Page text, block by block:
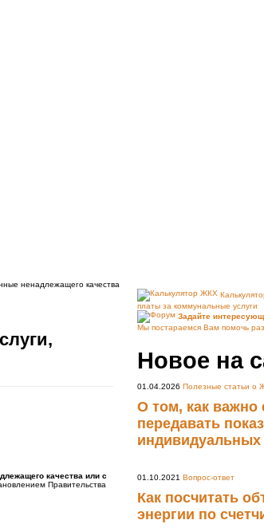
ненадлежащего качества
качества или с
Правительства
платы за коммунальные услуги
Задайте
Мы постараемся Вам помочь
Новое на
01.04.2026 Полезные статьи о
О том, как важно
передавать
индивидуальных
01.10.2021 Вопрос-ответ
Как посчитать
энергии по